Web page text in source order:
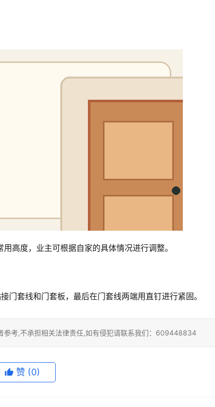
高度，业主可根据自家的具体情况进行调整。
门套线和门套板，最后在门套线两端用直钉进行紧固。
参考,不承担相关法律责任,如有侵犯请联系我们：609448834
赞 (0)